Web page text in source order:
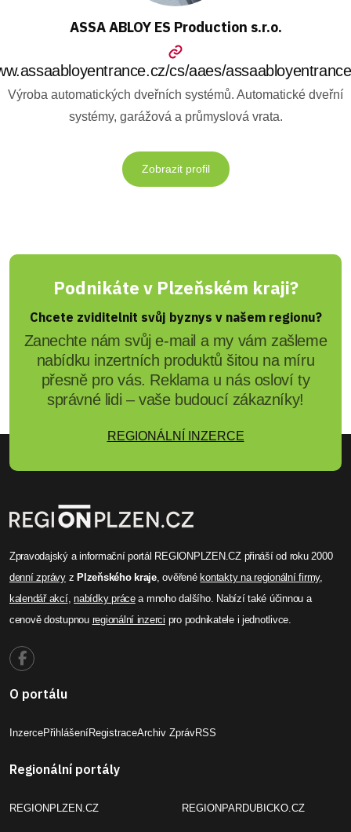
ASSA ABLOY ES Production s.r.o.
cs/aaes/
Výroba automatických dveřních systémů. Automatické dveřní
systémy, garážová a průmyslová vrata.
Zobrazit profil
Podnikáte v Plzeňském kraji?
Chcete zviditelnit svůj byznys v našem regionu?
Zanechte nám svůj e-mail a my vám zašleme
nabídku inzertních produktů šitou na míru
přesně pro vás. Reklama u nás osloví ty
správné lidi – vaše budoucí zákazníky!
REGIONÁLNÍ INZERCE
Zpravodajský a informační portál REGIONPLZEN.CZ přináší od roku 2000
denní zprávyz Plzeňského kraje, ověřené kontakty na regionální firmy,
kalendář akcí,nabídky prácea mnoho dalšího. Nabízí také účinnou a
cenově dostupnou regionální inzerci pro podnikatele i jednotlivce.
O portálu
InzercePřihlášeníRegistraceArchiv ZprávRSS
Regionální portály
REGIONPLZEN.CZ REGIONPARDUBICKO.CZ